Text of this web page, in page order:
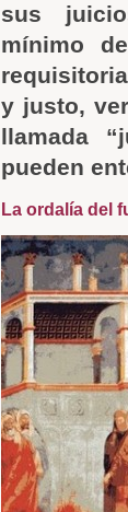
sus
mínimo
y justo,
llamada
pueden
La ordalía del